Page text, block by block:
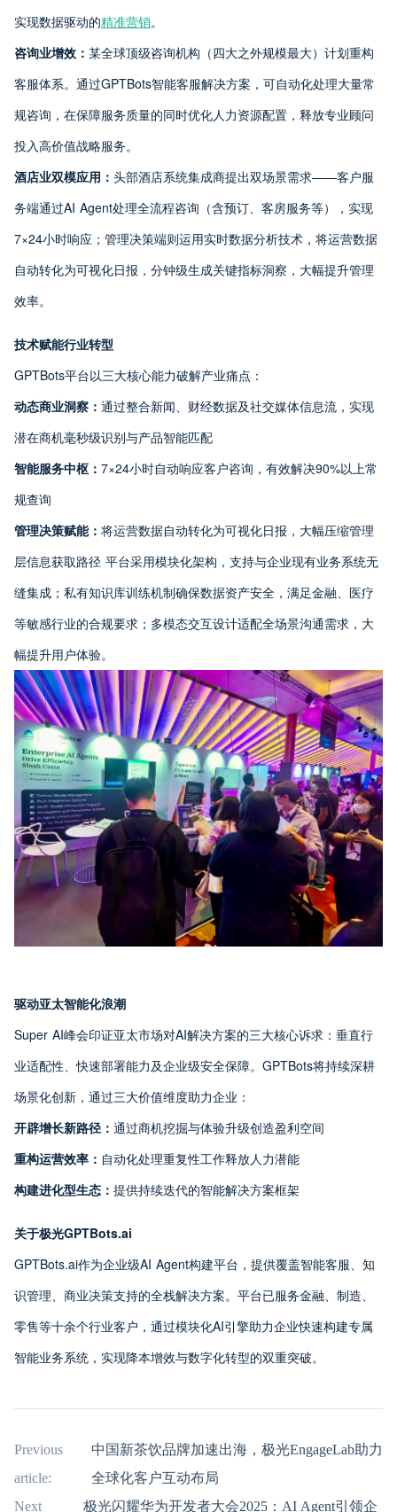
实现数据驱动的精准营销。
咨询业增效： 某全球顶级咨询机构（四大之外规模最大）计划重构
客服体系。通过GPTBots智能客服解决方案，可自动化处理大量常
规咨询，在保障服务质量的同时优化人力资源配置，释放专业顾问
投入高价值战略服务。
酒店业双模应用： 头部酒店系统集成商提出双场景需求——客户服
务端通过AI Agent处理全流程咨询（含预订、客房服务等），实现
7×24小时响应；管理决策端则运用实时数据分析技术，将运营数据
自动转化为可视化日报，分钟级生成关键指标洞察，大幅提升管理
效率。
技术赋能行业转型
GPTBots平台以三大核心能力破解产业痛点：
动态商业洞察： 通过整合新闻、财经数据及社交媒体信息流，实现
潜在商机毫秒级识别与产品智能匹配
智能服务中枢： 7×24小时自动响应客户咨询，有效解决90%以上常
规查询
管理决策赋能： 将运营数据自动转化为可视化日报，大幅压缩管理
层信息获取路径 平台采用模块化架构，支持与企业现有业务系统无
缝集成；私有知识库训练机制确保数据资产安全，满足金融、医疗
等敏感行业的合规要求；多模态交互设计适配全场景沟通需求，大
幅提升用户体验。
驱动亚太智能化浪潮
Super AI峰会印证亚太市场对AI解决方案的三大核心诉求：垂直行
业适配性、快速部署能力及企业级安全保障。GPTBots将持续深耕
场景化创新，通过三大价值维度助力企业：
开辟增长新路径： 通过商机挖掘与体验升级创造盈利空间
重构运营效率： 自动化处理重复性工作释放人力潜能
构建进化型生态： 提供持续迭代的智能解决方案框架
关于极光GPTBots.ai
GPTBots.ai作为企业级AI Agent构建平台，提供覆盖智能客服、知
识管理、商业决策支持的全栈解决方案。平台已服务金融、制造、
零售等十余个行业客户，通过模块化AI引擎助力企业快速构建专属
智能业务系统，实现降本增效与数字化转型的双重突破。
Previous
article:
中国新茶饮品牌加速出海，极光EngageLab助力
全球化客户互动布局
Next
极光闪耀华为开发者大会2025：AI Agent引领企